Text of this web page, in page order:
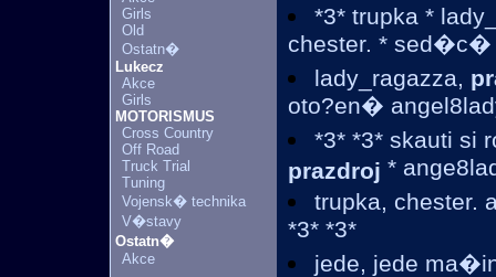
Girls
Old
Ostatn�
Lukecz
Akce
Girls
MOTORISMUS
Cross Country
Off Road
Truck Trial
Tuning
Vojensk� technika
V�stavy
Ostatn�
Akce
*3* trupka *
chester. * sed�c�
lady_ragazza,
oto?en�
*3* *3* skauti si
prazdroj *
trupka, chester.
*3* *3*
jede, jede